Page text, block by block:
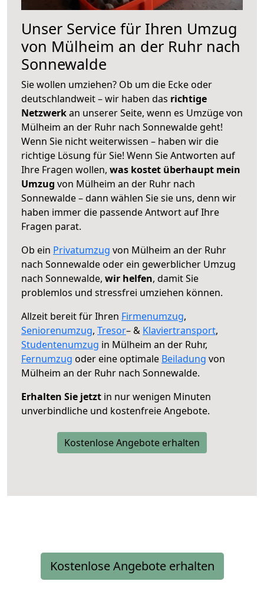
Unser Service für Ihren Umzug
von Mülheim an der Ruhr nach
Sonnewalde
Sie wollen umziehen? Ob um die Ecke oder
deutschlandweit – wir haben das richtige
Netzwerkan unserer Seite, wenn es Umzüge von
Mülheim an der Ruhr nach Sonnewalde geht!
Wenn Sie nicht weiterwissen – haben wir die
richtige Lösung für Sie! Wenn Sie Antworten auf
Ihre Fragen wollen, was kostet überhaupt mein
Umzug von Mülheim an der Ruhr nach
Sonnewalde – dann wählen Sie sie uns, denn wir
haben immer die passende Antwort auf Ihre
Fragen parat.
Ob ein Privatumzug von Mülheim an der Ruhr
nach Sonnewalde oder ein gewerblicher Umzug
nach Sonnewalde, wir helfen, damit Sie
problemlos und stressfrei umziehen können.
Allzeit bereit für Ihren Firmenumzug,
Seniorenumzug, Tresor– & Klaviertransport,
Studentenumzug in Mülheim an der Ruhr,
Fernumzug oder eine optimale Beiladung von
Mülheim an der Ruhr nach Sonnewalde.
Erhalten Sie jetzt in nur wenigen Minuten
unverbindliche und kostenfreie Angebote.
Kostenlose Angebote erhalten
Kostenlose Angebote erhalten